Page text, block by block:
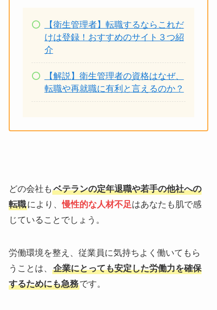
【衛生管理者】転職するならこれだ
けは登録！おすすめのサイト３つ紹
介
【解説】衛生管理者の資格はなぜ、
転職や再就職に有利と言えるのか？
どの会社も ベテランの定年退職や若手の他社への
転職により、慢性的な人材不足はあなたも肌で感
じていることでしょう。
労働環境を整え、従業員に気持ちよく働いてもら
うことは、 企業にとっても安定した労働力を確保
するためにも急務です。